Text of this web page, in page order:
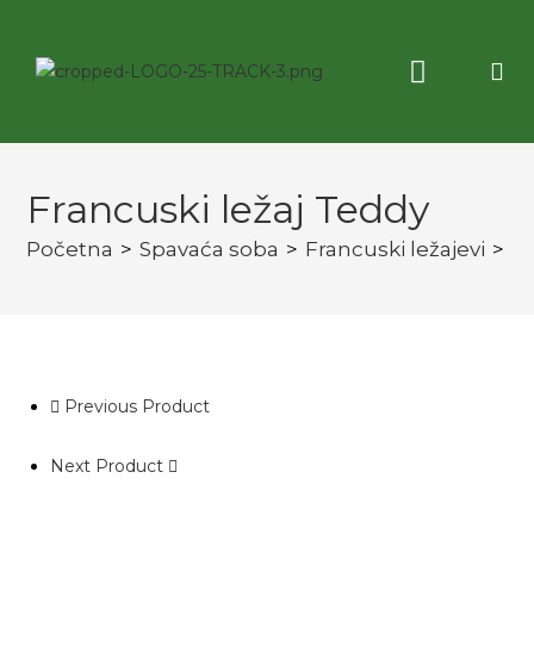
Francuski ležaj Teddy
Početna > Spavaća soba > Francuski ležajevi >
Previous Product
Next Product